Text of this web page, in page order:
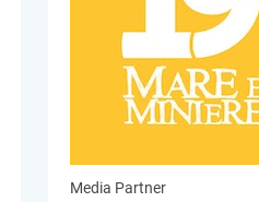
Media Partner